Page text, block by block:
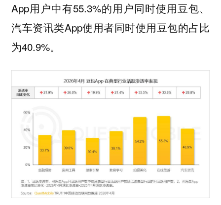
App用户中有55.3%的用户同时使用豆包、
汽车资讯类App使用者同时使用豆包的占比
为40.9%。